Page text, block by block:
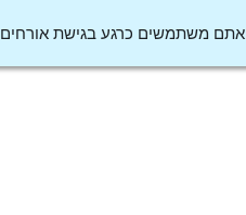
אתם משתמשים כרגע בגישת אורחים